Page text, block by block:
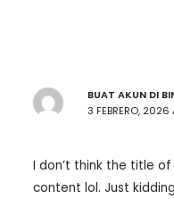
BUAT AKUN DI
3 FEBRERO, 2026
I don’t think the title
content lol. Just